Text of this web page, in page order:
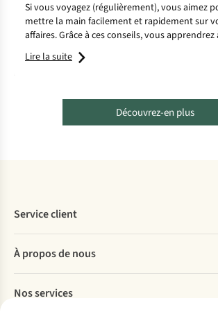
Si vous voyagez (régulièrement), vous aimez
mettre la main facilement et rapidement sur
affaires. Grâce à ces conseils, vous apprendrez
vos bagages de la manière la plus efficace qui
Lire la suite
Découvrez-en plus
Service client
Commander
Payer
Livraison
À propos de nous
Explore More
Nos services